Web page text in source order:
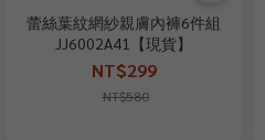
蕾絲葉紋網紗親膚內褲6件組
JJ6002A41【現貨】
NT$299
NT$580